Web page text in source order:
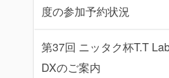
度の参加予約状況
第37回 ニッタク杯T.T
DXのご案内